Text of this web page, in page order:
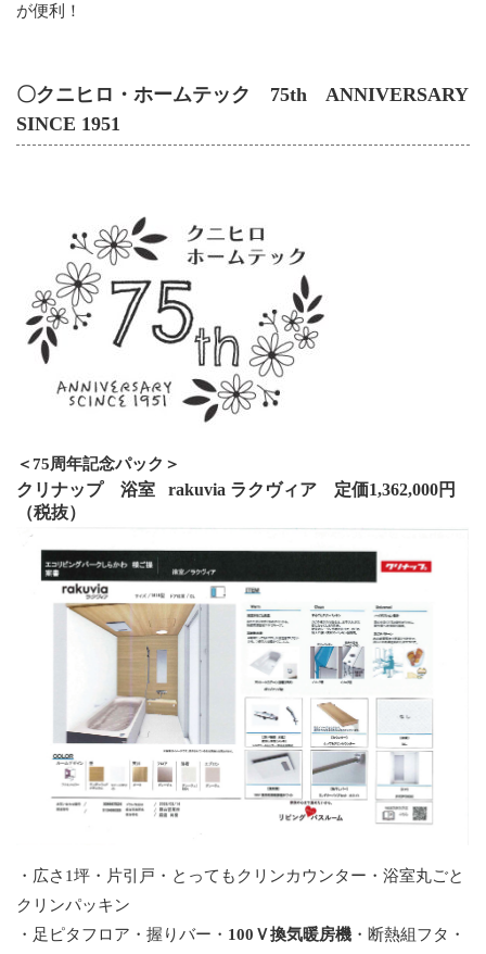
が便利！
〇クニヒロ・ホームテック 75th ANNIVERSARY
SINCE 1951
＜75周年記念パック＞
クリナップ 浴室 rakuvia ラクヴィア 定価1,362,000円
（税抜）
・広さ1坪・片引戸・とってもクリンカウンター・浴室丸ごと
クリンパッキン
・足ピタフロア・握りバー・ 100Ｖ換気暖房機 ・断熱組フタ・